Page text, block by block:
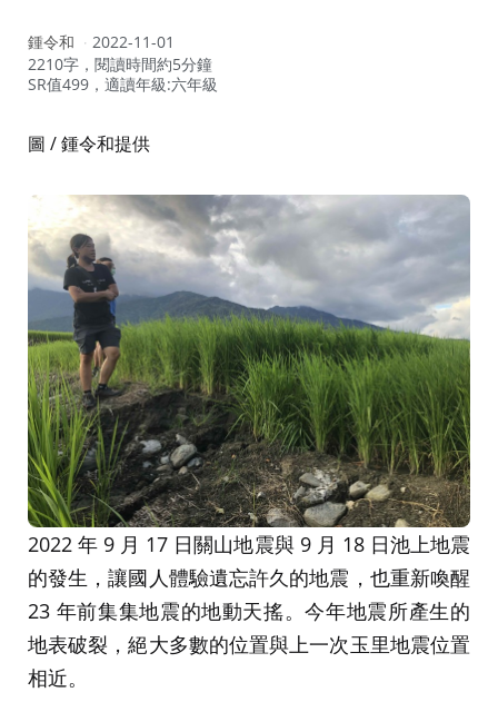
作
者：
鍾令和
2022-11-01
2210字，閱讀時間約5分鐘
SR值499，適讀年級:六年級
圖 / 鍾令和提供
2022 年 9 月 17 日關山地震與 9 月 18 日池上地震
的發生，讓國人體驗遺忘許久的地震，也重新喚醒
23 年前集集地震的地動天搖。今年地震所產生的
地表破裂，絕大多數的位置與上一次玉里地震位置
相近。